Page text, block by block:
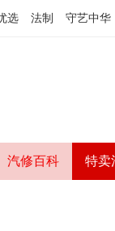
选 法制 守艺中华
汽修百科 特卖